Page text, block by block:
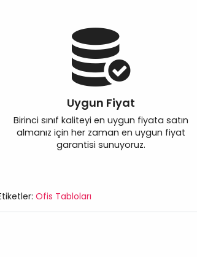
Uygun Fiyat
Birinci sınıf kaliteyi en uygun fiyata satın
almanız için her zaman en uygun fiyat
garantisi sunuyoruz.
Ofis Tabloları